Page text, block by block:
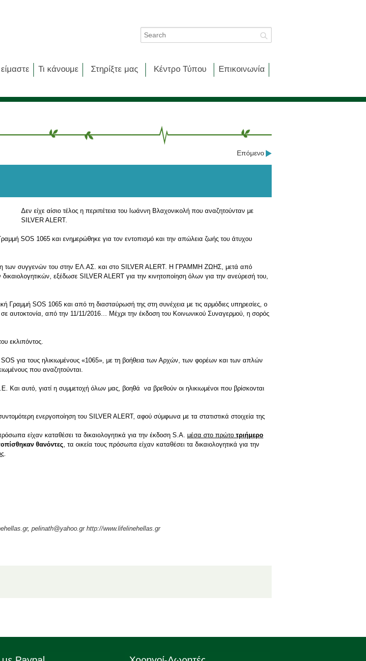
Τι κάνουμε Στηρίξτε μας Κέντρο Τύπου Επικοινωνία
Επόμενο
Δεν είχε αίσιο τέλος η περιπέτεια του Ιωάννη Βλαχονικολή που αναζητούνταν με
SILVER ALERT.
SOS 1065 και ενημερώθηκε για τον εντοπισμό και την απώλεια ζωής του άτυχου
των συγγενών του στην ΕΛ.ΑΣ. και στο SILVER ALERT. Η ΓΡΑΜΜΗ ΖΩΗΣ, μετά από
εξέδωσε SILVER ALERT για την κινητοποίηση όλων για την ανεύρεσή του,
SOS 1065 και από τη διασταύρωσή της στη συνέχεια με τις αρμόδιες υπηρεσίες, ο
αυτοκτονία, από την 11/11/2016… Μέχρι την έκδοση του Κοινωνικού Συναγερμού, η σορός
εκλιπόντος.
για τους ηλικιωμένους «1065», με τη βοήθεια των Αρχών, των φορέων και των απλών
που αναζητούνται.
Και αυτό, γιατί η συμμετοχή όλων μας, βοηθά να βρεθούν οι ηλικιωμένοι που βρίσκονται
ενεργοποίηση του SILVER ALERT, αφού σύμφωνα με τα στατιστικά στοιχεία της
είχαν καταθέσει τα δικαιολογητικά για την έκδοση S.A. μέσα στο πρώτο τριήμερο
θανόντες, τα οικεία τους πρόσωπα είχαν καταθέσει τα δικαιολογητικά για την
.
, pelinath@yahoo.gr http://www.lifelinehellas.gr